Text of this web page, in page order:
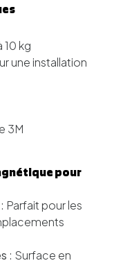
10 kg
une installation
3M
pour
: Parfait pour les
: Surface en